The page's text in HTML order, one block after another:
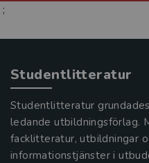
;
Studentlitteratur
Studentlitteratur
ledande utbildningsförlag.
facklitteratur, utbildningar
informationstjänster i